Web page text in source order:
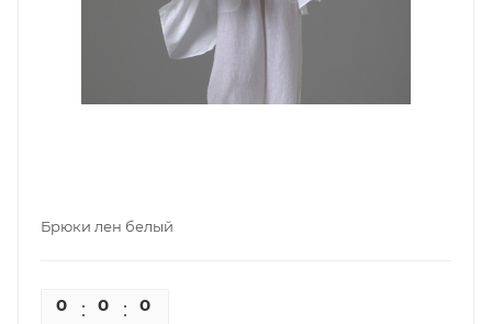
Брюки лен белый
0 0 0